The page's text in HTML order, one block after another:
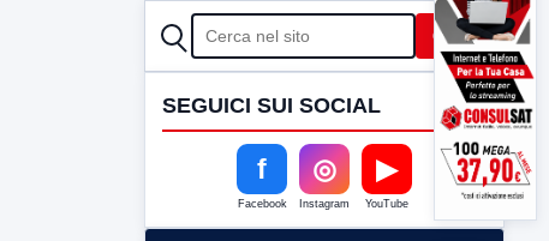
CERCA Cerca
SEGUICI SUI SOCIAL
f
Facebook
◎
Instagram
▶
YouTube